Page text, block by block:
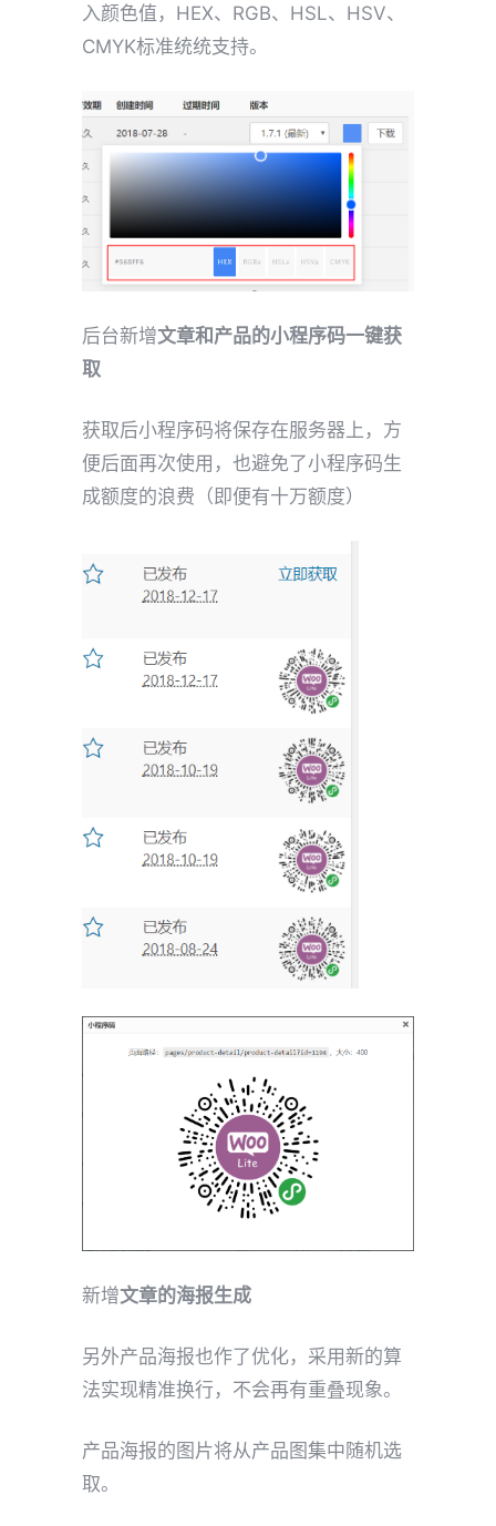
入颜色值，HEX、RGB、HSL、HSV、
CMYK标准统统支持。
后台新增文章和产品的小程序码一键获
取
获取后小程序码将保存在服务器上，方
便后面再次使用，也避免了小程序码生
成额度的浪费（即便有十万额度）
新增文章的海报生成
另外产品海报也作了优化，采用新的算
法实现精准换行，不会再有重叠现象。
产品海报的图片将从产品图集中随机选
取。